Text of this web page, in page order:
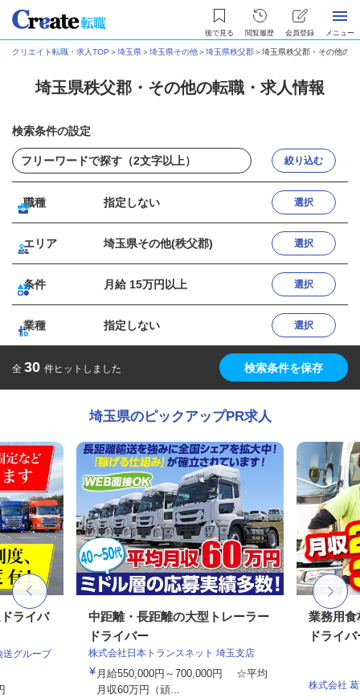
後で見る 閲覧履歴 会員登録 メニュー
クリエイト転職・求人TOP ＞埼玉県＞埼玉県その他＞埼玉県秩父郡＞埼玉県秩父郡・その他の
埼玉県秩父郡・その他の転職・求人情報
検索条件の設定
絞り込む
職種 指定しない 選択
エリア 埼玉県その他(秩父郡) 選択
条件 月給 15万円以上 選択
業種 指定しない 選択
全 30 件ヒットしました 検索条件を保存
埼玉県のピックアップPR求人
ライバ
送グループ
中距離・長距離の大型トレーラー
ドライバー
株式会社日本トランスネット 埼玉支店
月給550,000円～700,000円 ☆平均
月収60万円（頑...
業務用
ドライバ
株式会社